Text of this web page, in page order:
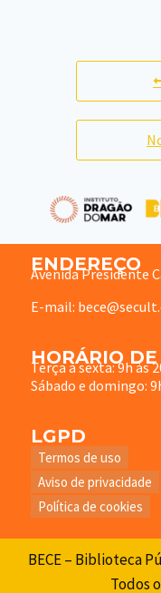
ENDEREÇO
Avenida Presidente
E-mail:
HORÁRIO
Terça à sexta: 9h às
Sábado e domingo:
LGPD
Termos de uso
Aviso de privacidade
Política de cookies
BECE – Biblioteca
Todos